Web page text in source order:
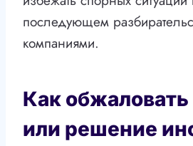
последующем
компаниями.
Как
или решение